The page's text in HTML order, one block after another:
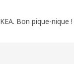
Bon pique-nique !